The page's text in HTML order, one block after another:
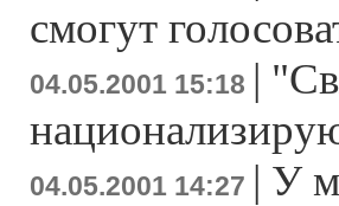
смогут
04.05.2001 15:18 |
04.05.2001 14:27 | У